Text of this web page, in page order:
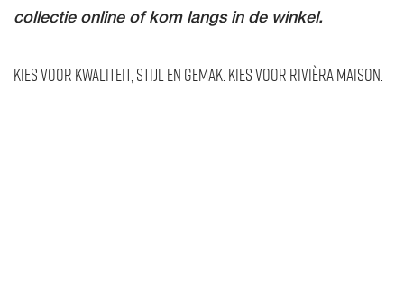
collectie online of kom langs in de winkel.
Kies voor kwaliteit, stijl en gemak. Kies voor Rivièra Maison.